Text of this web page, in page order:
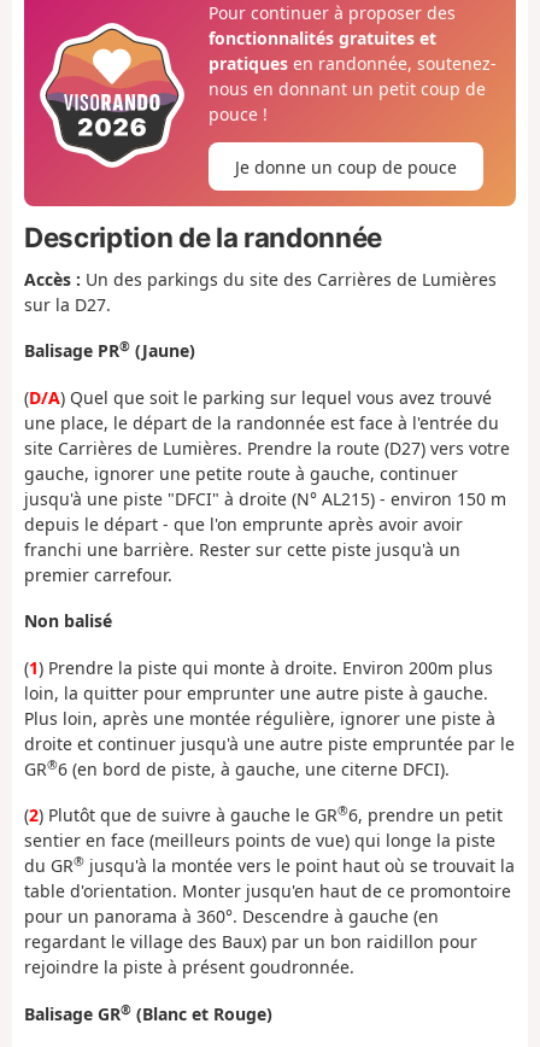
Pour continuer à proposer des
fonctionnalités gratuites et
pratiquesen randonnée, soutenez-
nous en donnant un petit coup de
pouce !
Je donne un coup de pouce
Description de la randonnée
Accès : Un des parkings du site des Carrières de Lumières
sur la D27.
Balisage PR® (Jaune)
(D/A) Quel que soit le parking sur lequel vous avez trouvé
une place, le départ de la randonnée est face à l'entrée du
site Carrières de Lumières. Prendre la route (D27) vers votre
gauche, ignorer une petite route à gauche, continuer
jusqu'à une piste "DFCI" à droite (N° AL215) - environ 150 m
depuis le départ - que l'on emprunte après avoir avoir
franchi une barrière. Rester sur cette piste jusqu'à un
premier carrefour.
Non balisé
(1) Prendre la piste qui monte à droite. Environ 200m plus
loin, la quitter pour emprunter une autre piste à gauche.
Plus loin, après une montée régulière, ignorer une piste à
droite et continuer jusqu'à une autre piste empruntée par le
GR®6 (en bord de piste, à gauche, une citerne DFCI).
(2) Plutôt que de suivre à gauche le GR®6, prendre un petit
sentier en face (meilleurs points de vue) qui longe la piste
du GR® jusqu'à la montée vers le point haut où se trouvait la
table d'orientation. Monter jusqu'en haut de ce promontoire
pour un panorama à 360°. Descendre à gauche (en
regardant le village des Baux) par un bon raidillon pour
rejoindre la piste à présent goudronnée.
Balisage GR® (Blanc et Rouge)